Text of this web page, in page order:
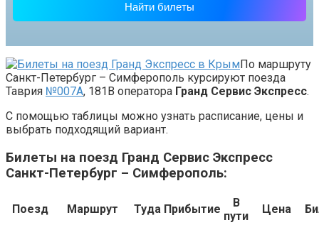
Найти билеты
По маршруту
Санкт-Петербург – Симферополь курсируют поезда
Таврия №007А, 181В оператора Гранд Сервис Экспресс.
С помощью таблицы можно узнать расписание, цены и
выбрать подходящий вариант.
Билеты на поезд Гранд Сервис Экспресс
Санкт-Петербург – Симферополь:
Поезд Маршрут Туда Прибытие
В
пути
Цена